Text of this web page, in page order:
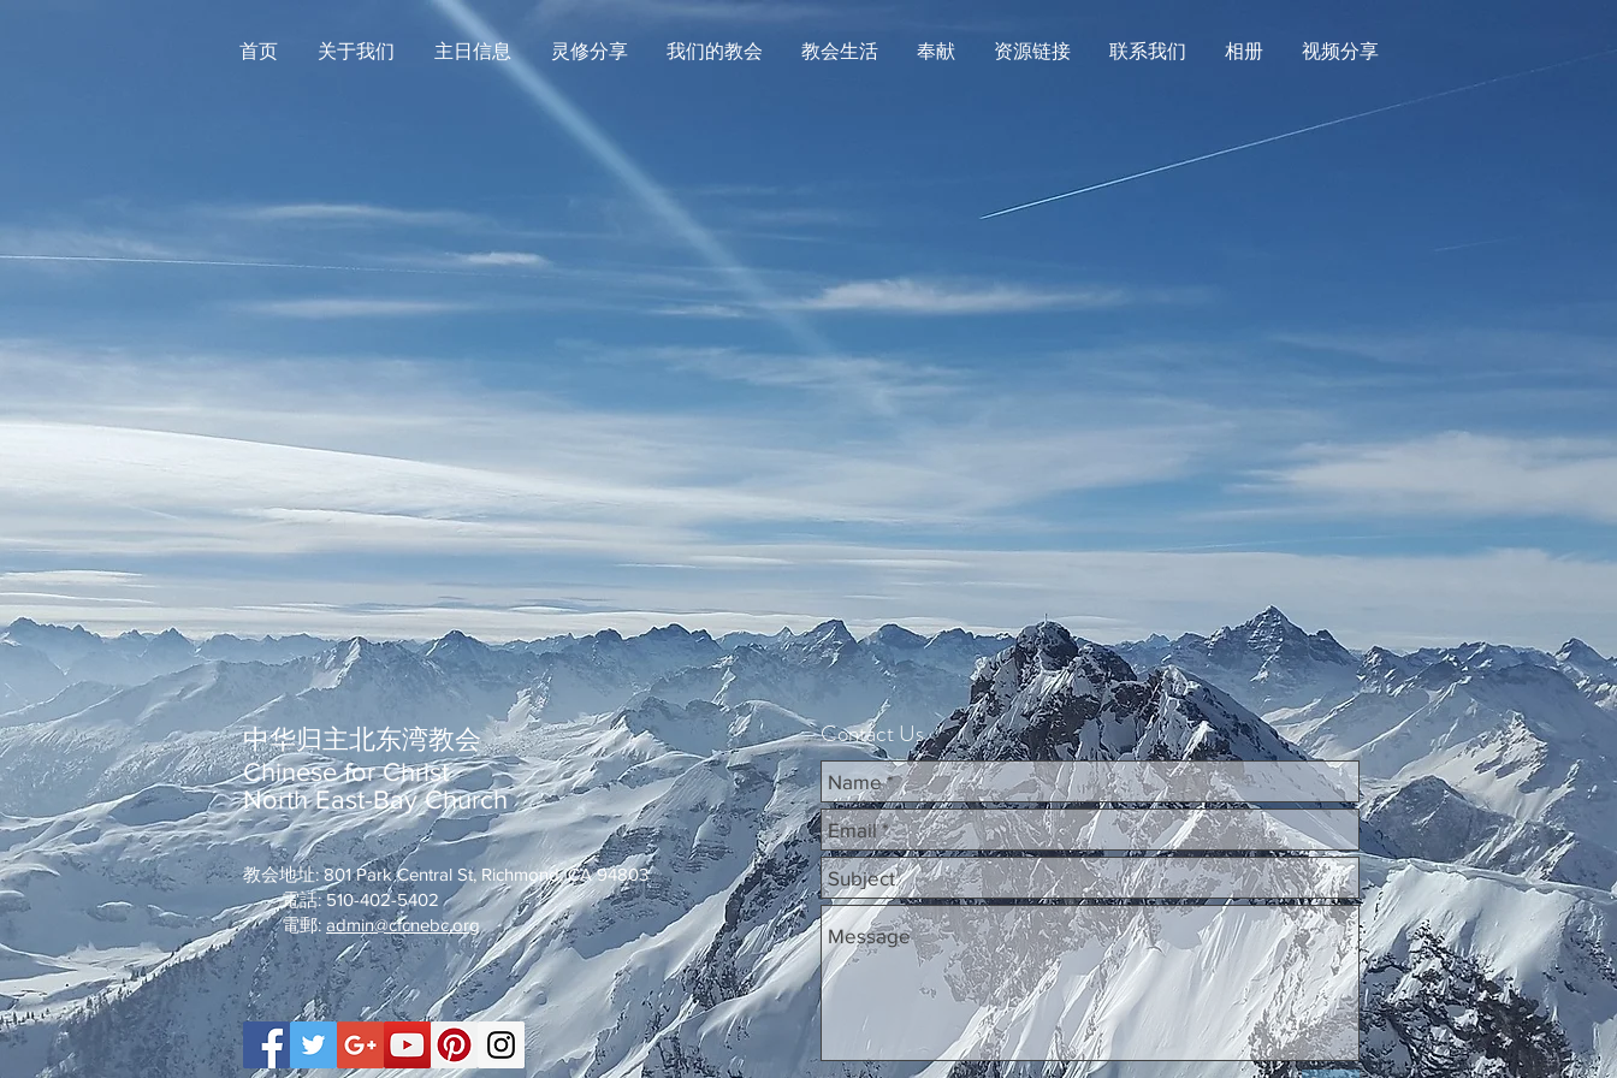
首页 关于我们 主日信息 灵修分享 我们的教会 教会生活 奉献 资源链接 联系我们 相册 视频分享
中华归主北东湾教会
Chinese for Christ
North East-Bay Church
教会地址: 801 Park Central St, Richmond, CA 94803
電話: 510-402-5402
電郵: admin@cfcnebc.org
Contact Us